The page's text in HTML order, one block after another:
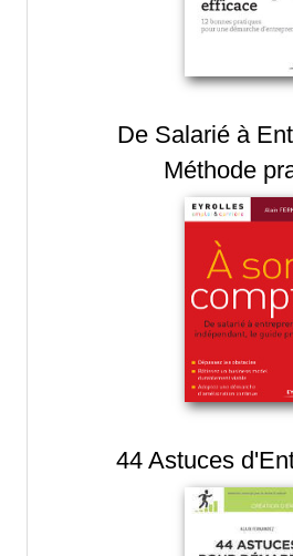
De Salarié à
Méthode
44 Astuces